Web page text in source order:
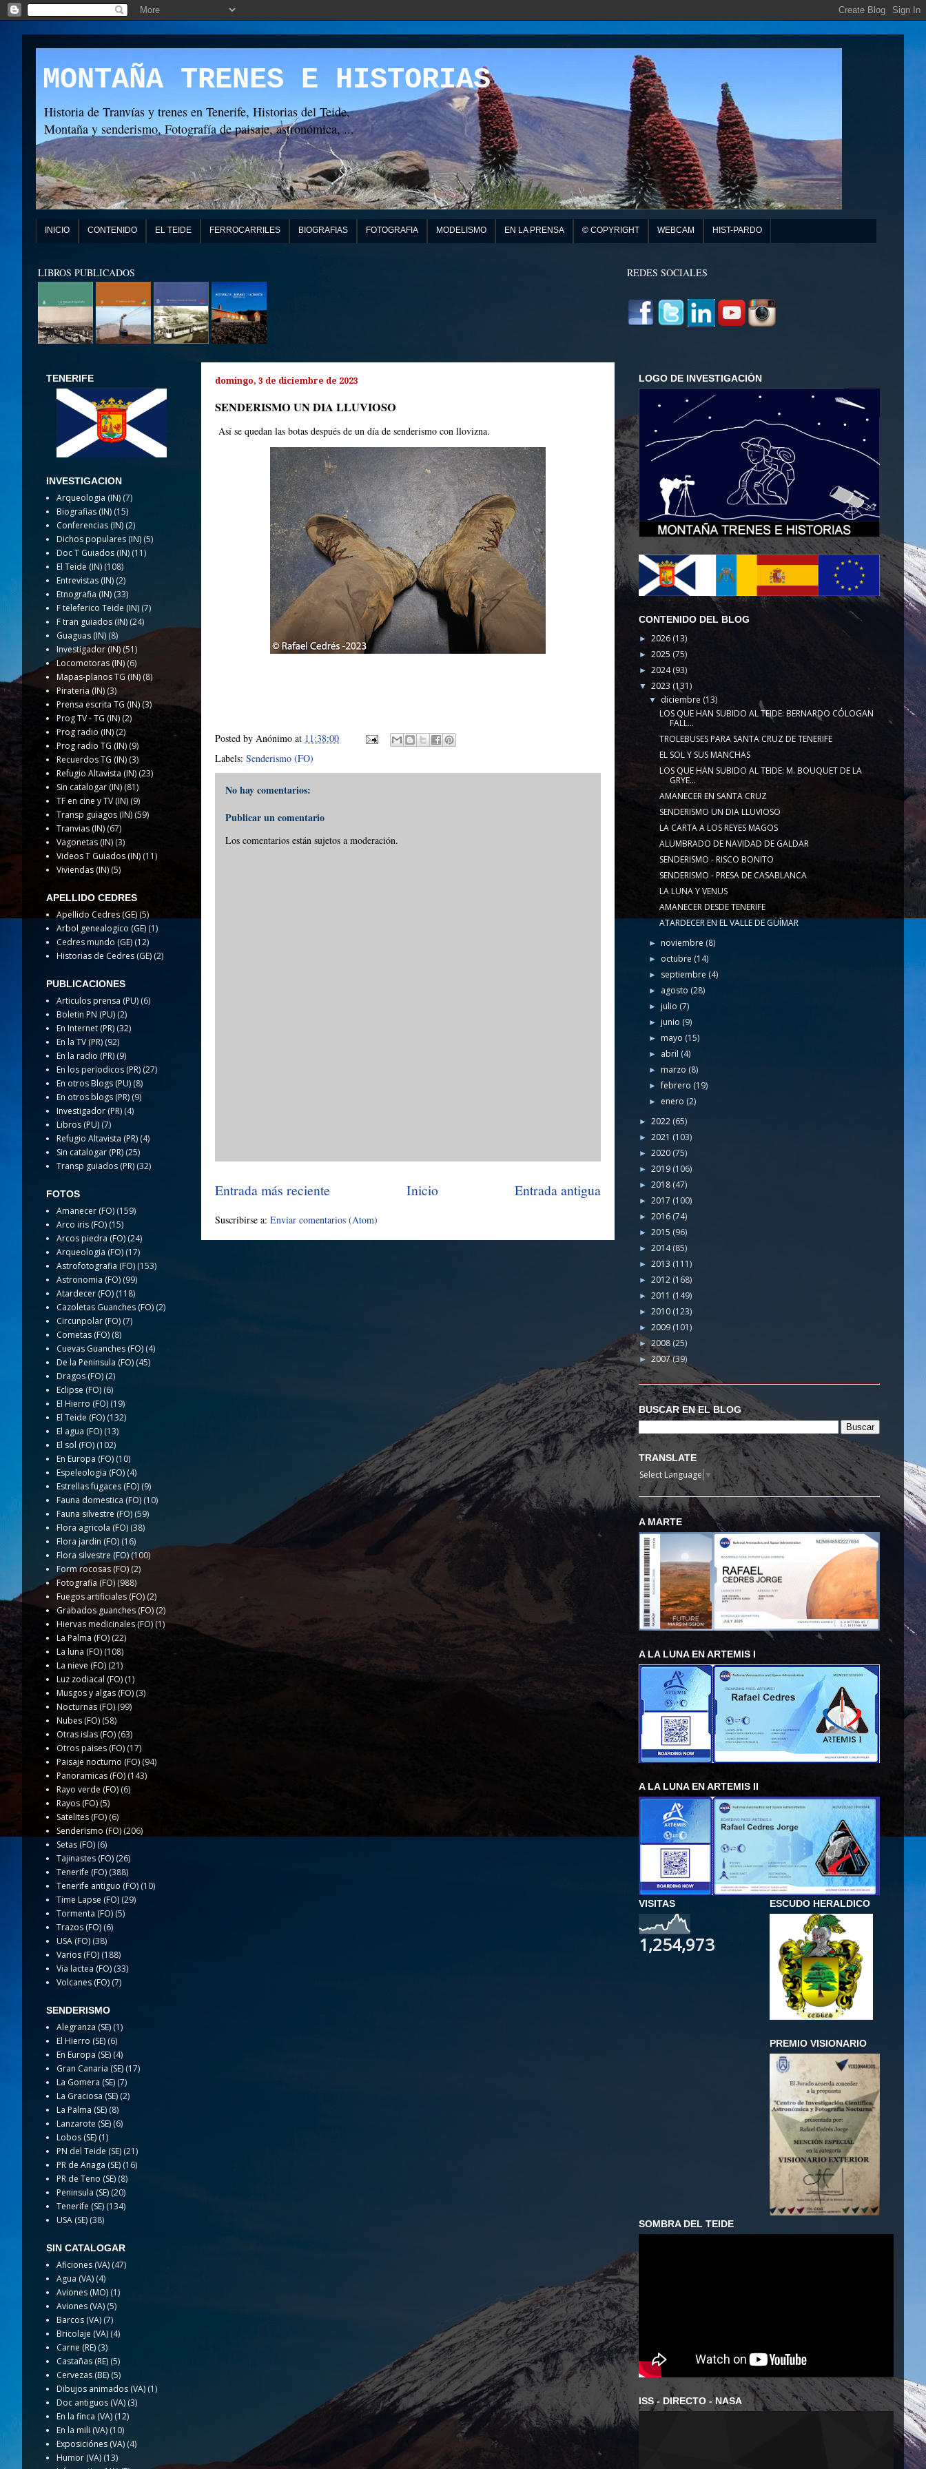
MONTAÑA TRENES E HISTORIAS
Historia de Tranvías y trenes en Tenerife, Historias del Teide,
Montaña y senderismo, Fotografía de paisaje, astronómica, ...
INICIO CONTENIDO EL TEIDE FERROCARRILES BIOGRAFIAS FOTOGRAFIA MODELISMO EN LA PRENSA © COPYRIGHT WEBCAM HIST-PARDO
LIBROS PUBLICADOS REDES SOCIALES
domingo, 3 de diciembre de 2023
SENDERISMO UN DIA LLUVIOSO
Así se quedan las botas después de un día de senderismo con llovizna.
Posted by Anónimo at 11:38:00
Labels: Senderismo (FO)
No hay comentarios:
Publicar un comentario
Los comentarios están sujetos a moderación.
Entrada más reciente Entrada antigua
Inicio
Suscribirse a: Enviar comentarios (Atom)
TENERIFE
INVESTIGACION
Arqueologia (IN) (7)
Biografias (IN) (15)
Conferencias (IN) (2)
Dichos populares (IN) (5)
Doc T Guiados (IN) (11)
El Teide (IN) (108)
Entrevistas (IN) (2)
Etnografia (IN) (33)
F teleferico Teide (IN) (7)
F tran guiados (IN) (24)
Guaguas (IN) (8)
Investigador (IN) (51)
Locomotoras (IN) (6)
Mapas-planos TG (IN) (8)
Pirateria (IN) (3)
Prensa escrita TG (IN)(3)
Prog TV - TG (IN) (2)
Prog radio (IN) (2)
Prog radio TG (IN) (9)
Recuerdos TG (IN) (3)
Refugio Altavista (IN) (23)
Sin catalogar (IN) (81)
TF en cine y TV (IN) (9)
Transp guiagos (IN)(59)
Tranvias (IN) (67)
Vagonetas (IN) (3)
Videos T Guiados (IN) (11)
Viviendas (IN) (5)
APELLIDO CEDRES
Apellido Cedres (GE) (5)
Arbol genealogico (GE) (1)
Cedres mundo (GE) (12)
Historias de Cedres (GE) (2)
PUBLICACIONES
Articulos prensa (PU) (6)
Boletin PN (PU) (2)
En Internet (PR) (32)
En la TV (PR) (92)
En la radio (PR) (9)
En los periodicos (PR) (27)
En otros Blogs (PU) (8)
En otros blogs (PR) (9)
Investigador (PR) (4)
Libros (PU) (7)
Refugio Altavista (PR) (4)
Sin catalogar (PR) (25)
Transp guiados (PR) (32)
FOTOS
Amanecer (FO) (159)
Arco iris (FO) (15)
Arcos piedra (FO) (24)
Arqueologia (FO) (17)
Astrofotografia (FO) (153)
Astronomia (FO) (99)
Atardecer (FO) (118)
Cazoletas Guanches (FO) (2)
Circunpolar (FO) (7)
Cometas (FO) (8)
Cuevas Guanches (FO) (4)
De la Peninsula (FO) (45)
Dragos (FO) (2)
Eclipse (FO) (6)
El Hierro (FO) (19)
El Teide (FO) (132)
El agua (FO) (13)
El sol (FO) (102)
En Europa (FO) (10)
Espeleologia (FO) (4)
Estrellas fugaces (FO) (9)
Fauna domestica (FO) (10)
Fauna silvestre (FO) (59)
Flora agricola (FO) (38)
Flora jardin (FO) (16)
Flora silvestre (FO)(100)
Form rocosas (FO) (2)
Fotografia (FO) (988)
Fuegos artificiales (FO) (2)
Grabados guanches (FO) (2)
Hiervas medicinales (FO)(1)
La Palma (FO) (22)
La luna (FO) (108)
La nieve (FO) (21)
Luz zodiacal (FO) (1)
Musgos y algas (FO) (3)
Nocturnas (FO) (99)
Nubes (FO) (58)
Otras islas (FO) (63)
Otros paises (FO) (17)
Paisaje nocturno (FO) (94)
Panoramicas (FO) (143)
Rayo verde (FO) (6)
Rayos (FO) (5)
Satelites (FO) (6)
Senderismo (FO) (206)
Setas (FO) (6)
Tajinastes (FO) (26)
Tenerife (FO) (388)
Tenerife antiguo (FO) (10)
Time Lapse (FO) (29)
Tormenta (FO) (5)
Trazos (FO) (6)
USA (FO) (38)
Varios (FO) (188)
Via lactea (FO) (33)
Volcanes (FO) (7)
SENDERISMO
Alegranza (SE) (1)
El Hierro (SE) (6)
En Europa (SE) (4)
Gran Canaria (SE) (17)
La Gomera (SE) (7)
La Graciosa (SE) (2)
La Palma (SE) (8)
Lanzarote (SE) (6)
Lobos (SE) (1)
PN del Teide (SE) (21)
PR de Anaga (SE) (16)
PR de Teno (SE) (8)
Peninsula (SE) (20)
Tenerife (SE) (134)
USA (SE) (38)
SIN CATALOGAR
Aficiones (VA) (47)
Agua (VA) (4)
Aviones (MO) (1)
Aviones (VA) (5)
Barcos (VA) (7)
Bricolaje (VA) (4)
Carne (RE) (3)
Castañas (RE) (5)
Cervezas (BE) (5)
Dibujos animados (VA) (1)
Doc antiguos (VA) (3)
En la finca (VA) (12)
En la mili (VA) (10)
Exposiciónes (VA) (4)
Humor (VA) (13)
LOGO DE INVESTIGACIÓN
CONTENIDO DEL BLOG
► 2026(13)
► 2025 (75)
► 2024(93)
▼ 2023 (131)
▼diciembre (13)
LOS QUE HAN SUBIDO AL TEIDE: BERNARDO CÓLOGAN
FALL...
TROLEBUSES PARA SANTA CRUZ DE TENERIFE
EL SOL Y SUS MANCHAS
LOS QUE HAN SUBIDO AL TEIDE: M. BOUQUET DE LA
GRYE...
AMANECER EN SANTA CRUZ
SENDERISMO UN DIA LLUVIOSO
LA CARTA A LOS REYES MAGOS
ALUMBRADO DE NAVIDAD DE GALDAR
SENDERISMO - RISCO BONITO
SENDERISMO - PRESA DE CASABLANCA
LA LUNA Y VENUS
AMANECER DESDE TENERIFE
ATARDECER EN EL VALLE DE GÜÍMAR
►noviembre (8)
► octubre (14)
► septiembre (4)
► agosto (28)
►julio (7)
► junio (9)
►mayo (15)
► abril (4)
► marzo (8)
►febrero (19)
► enero (2)
► 2022 (65)
► 2021 (103)
► 2020 (75)
► 2019 (106)
► 2018 (47)
► 2017 (100)
► 2016 (74)
► 2015 (96)
► 2014(85)
► 2013 (111)
► 2012 (168)
► 2011 (149)
► 2010 (123)
► 2009 (101)
►2008 (25)
► 2007(39)
BUSCAR EN EL BLOG
TRANSLATE
Select Language ▼
A MARTE
A LA LUNA EN ARTEMIS I
A LA LUNA EN ARTEMIS II
VISITAS
1,254,973
ESCUDO HERALDICO
PREMIO VISIONARIO
SOMBRA DEL TEIDE
ISS - DIRECTO - NASA